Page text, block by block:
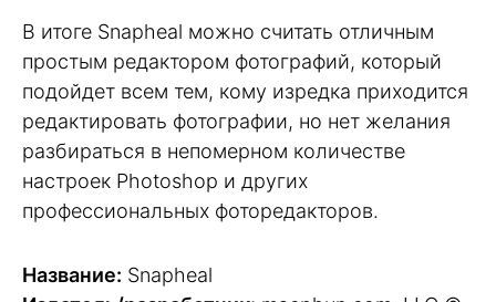
В итоге Snapheal можно считать отличным
простым редактором фотографий, который
подойдет всем тем, кому изредка приходится
редактировать фотографии, но нет желания
разбираться в непомерном количестве
настроек Photoshop и других
профессиональных фоторедакторов.
Название: Snapheal